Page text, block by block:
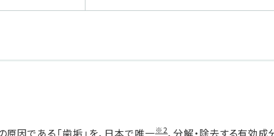
原因である「歯垢」を、日本で唯一※2、分解・除去する有効成